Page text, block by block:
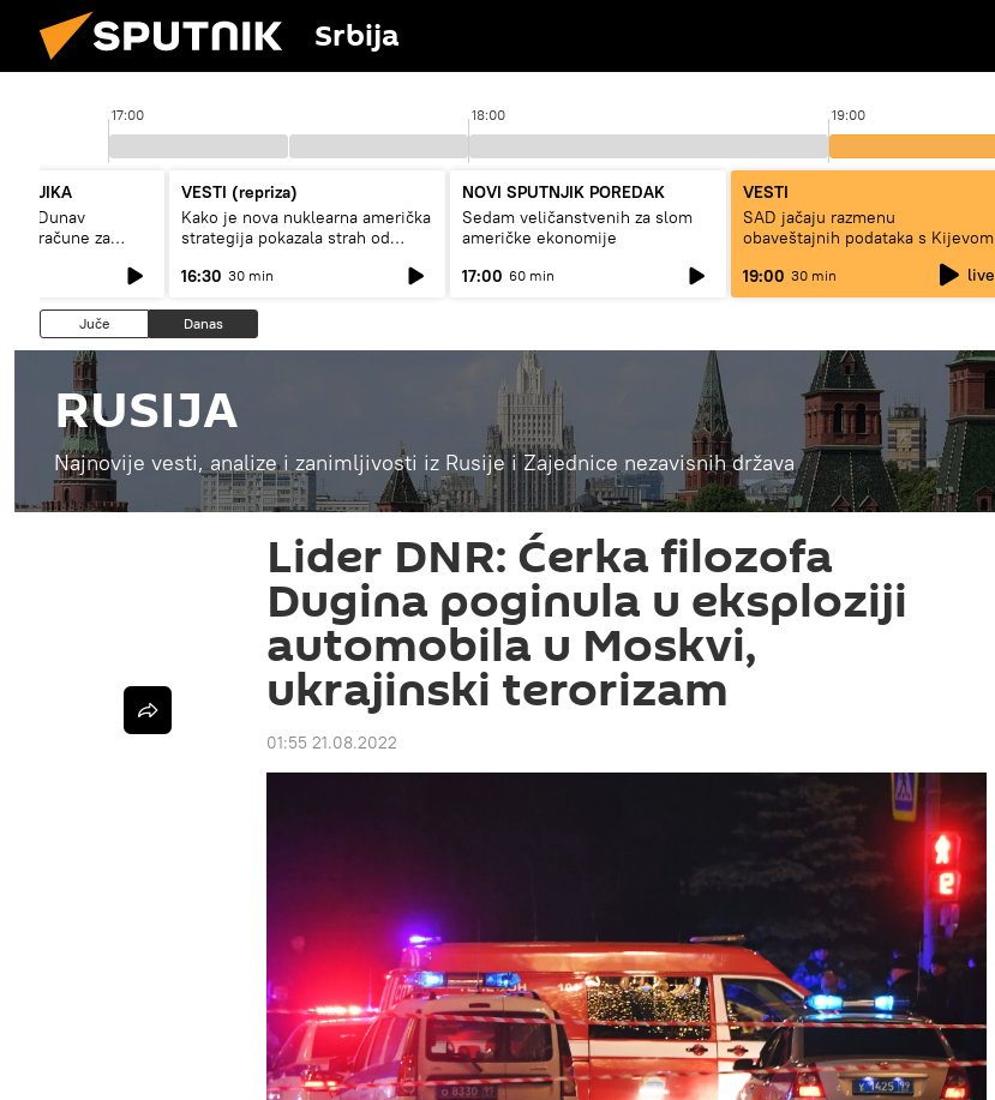
Srbija
17:00 18:00 19:00
Dunav
račune za
VESTI (repriza)
Kako je nova nuklearna američka
strategija pokazala strah od
16:30 30 min
NOVI SPUTNJIK POREDAK
Sedam veličanstvenih za slom
američke ekonomije
17:00 60 min
VESTI
SAD jačaju razmenu
obaveštajnih podataka s Kijevom
19:00 30 min live
Juče Danas
RUSIJA
Najnovije vesti, analize i zanimljivosti iz Rusije i Zajednice nezavisnih država
Lider DNR: Ćerka filozofa
Dugina poginula u eksploziji
automobila u Moskvi,
ukrajinski terorizam
01:55 21.08.2022